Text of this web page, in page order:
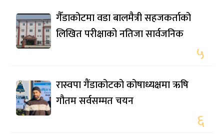
गैँडाकोटमा वडा बालमैत्री सहजकर्ताको
लिखित परीक्षाको नतिजा सार्वजनिक
५
रास्वपा गैंडाकोटको कोषाध्यक्षमा ऋषि
गौतम सर्वसम्मत चयन
६